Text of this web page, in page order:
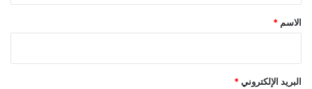
*
الاسم *
البريد الإلكتروني*